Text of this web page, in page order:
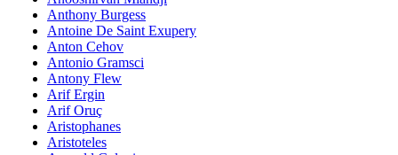
Anthony Burgess
Antoine De Saint Exupery
Anton Cehov
Antonio Gramsci
Antony Flew
Arif Ergin
Arif Oruç
Aristophanes
Aristoteles